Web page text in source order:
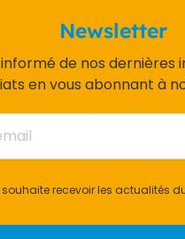
Newsletter
de nos dernières
en vous abonnant à
souhaite recevoir les actualités du